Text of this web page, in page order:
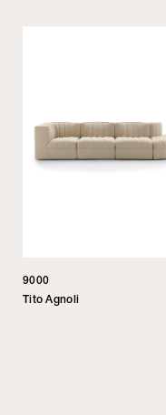
9000
Tito Agnoli